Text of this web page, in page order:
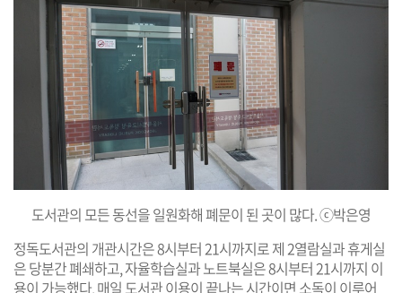
도서관의 모든 동선을 일원화해 폐문이 된 곳이 많다. ⓒ박은영
정독도서관의 개관시간은 8시부터 21시까지로 제 2열람실과 휴게실
은 당분간 폐쇄하고, 자율학습실과 노트북실은 8시부터 21시까지 이
용이 가능했다. 매일 도서관 이용이 끝나는 시간이면 소독이 이루어